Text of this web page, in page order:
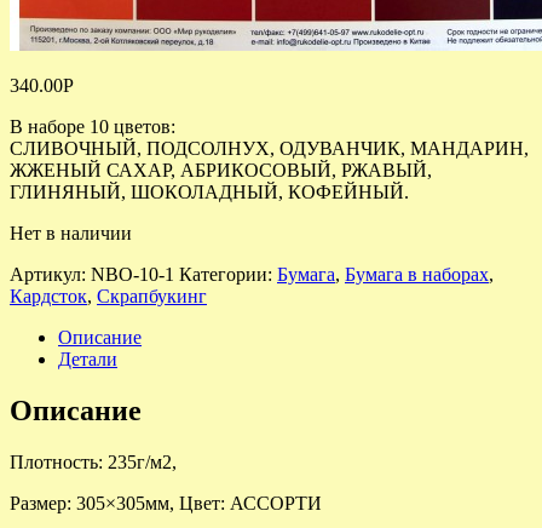
340.00Р
В наборе 10 цветов:
СЛИВОЧНЫЙ, ПОДСОЛНУХ, ОДУВАНЧИК, МАНДАРИН,
ЖЖЕНЫЙ САХАР, АБРИКОСОВЫЙ, РЖАВЫЙ,
ГЛИНЯНЫЙ, ШОКОЛАДНЫЙ, КОФЕЙНЫЙ.
Нет в наличии
Артикул: NBO-10-1 Категории: Бумага, Бумага в наборах,
Кардсток, Скрапбукинг
Описание
Детали
Описание
Плотность: 235г/м2,
Размер: 305×305мм, Цвет: АССОРТИ